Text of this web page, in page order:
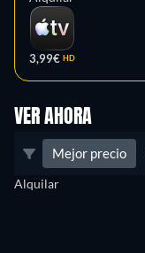
3,99€ HD
VER AHORA
Mejor precio
Alquilar